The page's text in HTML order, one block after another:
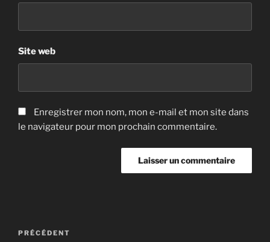
Site web
Enregistrer mon nom, mon e-mail et mon site dans
le navigateur pour mon prochain commentaire.
Navigation
Article
PRÉCÉDENT